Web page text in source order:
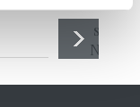
[
Natale